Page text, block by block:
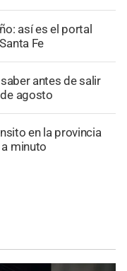
así es el portal
Fe
antes de salir
agosto
en la provincia
minuto